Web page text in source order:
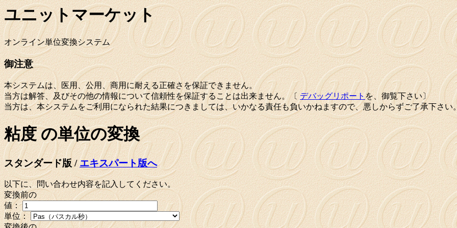
ユニットマーケット
オンライン単位変換システム
御注意
本システムは、医用、公用、商用に耐える正確さを保証できません。
当方は解答、及びその他の情報について信頼性を保証することは出来ません。〔デバッグリポートを、御覧下さい〕
当方は、本システムをご利用になられた結果につきましては、いかなる責任も負いかねますので、悪しからずご了承下さい
粘度 の単位の変換
スタンダード版 /エキスパート版へ
以下に、問い合わせ内容を記入してください。
変換前の
値：
単位：